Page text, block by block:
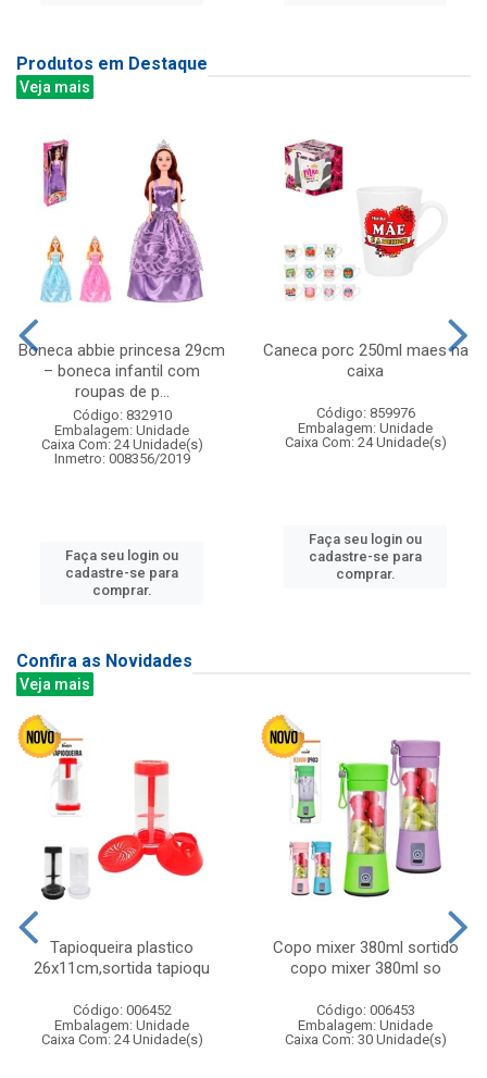
Produtos em Destaque
Veja mais
Boneca abbie princesa 29cm
– boneca infantil com
roupas de p...
Código: 832910
Embalagem: Unidade
Caixa Com: 24 Unidade(s)
Inmetro: 008356/2019
Faça seu login ou
cadastre-se para
comprar.
Caneca porc 250ml maes na
caixa
Código: 859976
Embalagem: Unidade
Caixa Com: 24 Unidade(s)
Faça seu login ou
cadastre-se para
comprar.
Confira as Novidades
Veja mais
Tapioqueira plastico
26x11cm,sortida tapioqu
Código: 006452
Embalagem: Unidade
Caixa Com: 24 Unidade(s)
Copo mixer 380ml sortido
copo mixer 380ml so
Código: 006453
Embalagem: Unidade
Caixa Com: 30 Unidade(s)